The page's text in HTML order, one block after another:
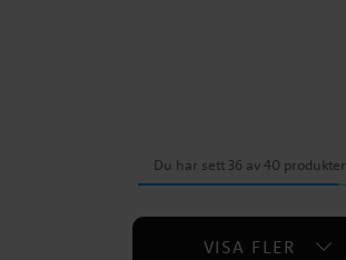
Du har sett 36 av 40 produkter
VISA FLER